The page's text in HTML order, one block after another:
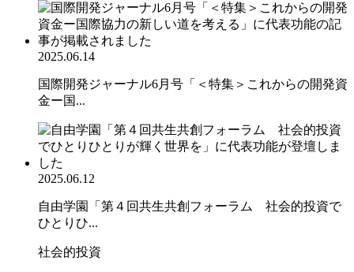
2025.06.14
国際開発ジャーナル6月号「＜特集＞これからの開発資
金ー国...
2025.06.12
自由学園「第４回共生共創フォーラム 社会的投資で
ひとりひ...
社会的投資